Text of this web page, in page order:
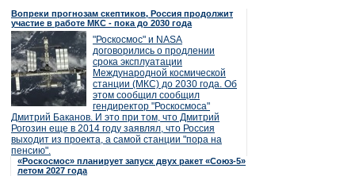
Вопреки прогнозам скептиков, Россия продолжит
участие в работе МКС - пока до 2030 года
"Роскосмос" и NASA
договорились о продлении
срока эксплуатации
Международной космической
станции (МКС) до 2030 года. Об
этом сообщил сообщил
гендиректор "Роскосмоса"
Дмитрий Баканов. И это при том, что Дмитрий
Рогозин еще в 2014 году заявлял, что Россия
выходит из проекта, а самой станции "пора на
пенсию".
«Роскосмос» планирует запуск двух ракет «Союз-5»
летом 2027 года